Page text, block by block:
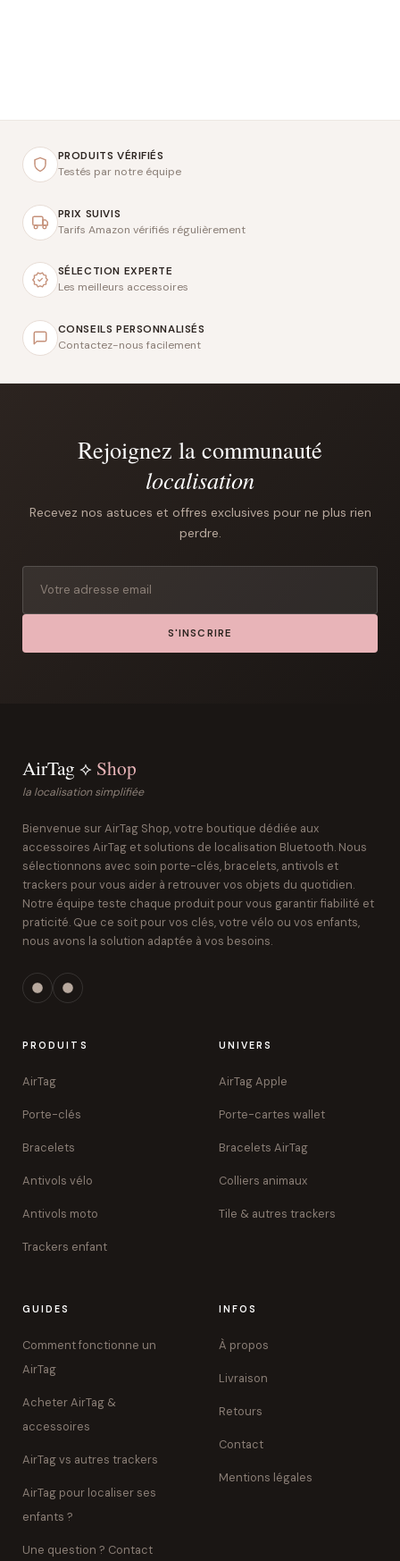
PRODUITS VÉRIFIÉS
Testés par notre équipe
PRIX SUIVIS
Tarifs Amazon vérifiés régulièrement
SÉLECTION EXPERTE
Les meilleurs accessoires
CONSEILS PERSONNALISÉS
Contactez-nous facilement
Rejoignez la communauté
localisation
Recevez nos astuces et offres exclusives pour ne plus rien
perdre.
S'INSCRIRE
AirTag ⟡ Shop
la localisation simplifiée
Bienvenue sur AirTag Shop, votre boutique dédiée aux
accessoires AirTag et solutions de localisation Bluetooth. Nous
sélectionnons avec soin porte-clés, bracelets, antivols et
trackers pour vous aider à retrouver vos objets du quotidien.
Notre équipe teste chaque produit pour vous garantir fiabilité et
praticité. Que ce soit pour vos clés, votre vélo ou vos enfants,
nous avons la solution adaptée à vos besoins.
PRODUITS
AirTag
Porte-clés
Bracelets
Antivols vélo
Antivols moto
Trackers enfant
UNIVERS
AirTag Apple
Porte-cartes wallet
Bracelets AirTag
Colliers animaux
Tile & autres trackers
GUIDES
Comment fonctionne un
AirTag
Acheter AirTag &
accessoires
AirTag vs autres trackers
AirTag pour localiser ses
enfants ?
Une question ? Contact
INFOS
À propos
Livraison
Retours
Contact
Mentions légales